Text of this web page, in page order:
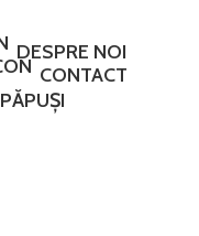
DESPRE NOI
CONTACT
PĂPUȘI